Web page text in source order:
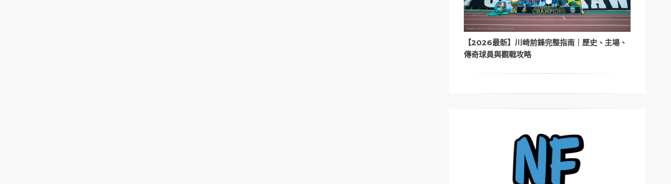
【2026最新】川崎前鋒完整指南｜歷史、主場、
傳奇球員與觀戰攻略